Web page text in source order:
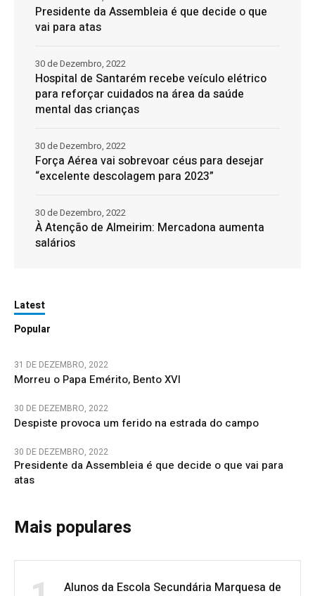
Presidente da Assembleia é que decide o que
vai para atas
Hospital de Santarém recebe veículo elétrico
para reforçar cuidados na área da saúde
mental das crianças
30 de Dezembro, 2022
Força Aérea vai sobrevoar céus para desejar
“excelente descolagem para 2023”
30 de Dezembro, 2022
À Atenção de Almeirim: Mercadona aumenta
salários
30 de Dezembro, 2022
Latest
Popular
31 DE DEZEMBRO, 2022
Morreu o Papa Emérito, Bento XVI
30 DE DEZEMBRO, 2022
Despiste provoca um ferido na estrada do campo
30 DE DEZEMBRO, 2022
Presidente da Assembleia é que decide o que vai para
atas
Mais populares
Alunos da Escola Secundária Marquesa de